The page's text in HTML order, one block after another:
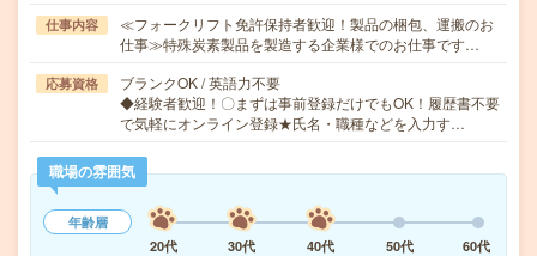
仕事内容
≪フォークリフト免許保持者歓迎！製品の梱包、運搬のお
仕事≫特殊炭素製品を製造する企業様でのお仕事です…
応募資格
ブランクOK / 英語力不要
◆経験者歓迎！〇まずは事前登録だけでもOK！履歴書不要
で気軽にオンライン登録★氏名・職種などを入力す…
職場の雰囲気
年齢層
20代
30代 40代 50代 60代